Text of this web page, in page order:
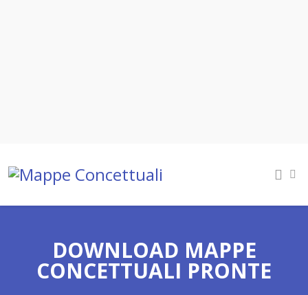
DOWNLOAD MAPPE
CONCETTUALI PRONTE